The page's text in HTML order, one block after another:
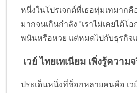
หนึ่งในโปรเจกต์ที่เธอทุ่มเทมากคื
มากจนเกินกำลัง "เราไม่เคยได้โ
พนันหรือหวย แต่หมดไปกับธุรกิจ
เวย์ ไทยเทเนียม เพิ่งรู้ความ
ประเด็นหนึ่งที่ช็อกหลายคนคือ เว